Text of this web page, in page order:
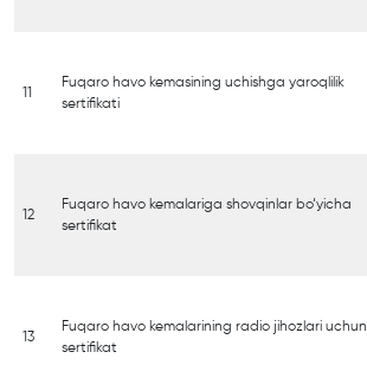
11
Fuqaro havo kemasining uchishga yaroqlilik
sertifikati
12
Fuqaro havo kemalariga shovqinlar bo‘yicha
sertifikat
13
Fuqaro havo kemalarining radio jihozlari uchun
sertifikat